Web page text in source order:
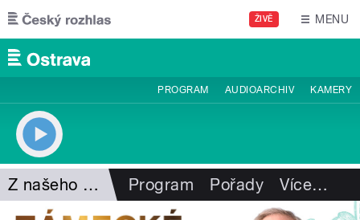
Přejít k hlavnímu obsahu
ŽIVĚ MENU
PROGRAM AUDIOARCHIV KAMERY
Z našeho vysílání Program Pořady Více…